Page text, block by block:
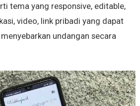
tema yang responsive, editable,
video, link pribadi yang dapat
undangan secara